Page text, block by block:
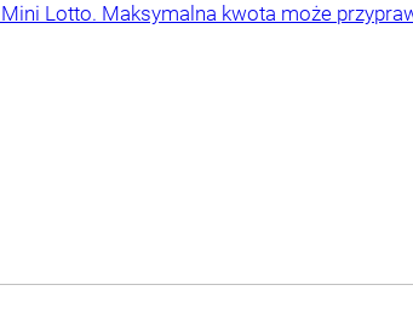
Lotto. Maksymalna kwota może